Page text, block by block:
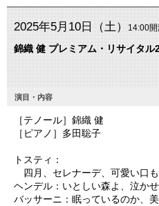
2025年5月10日（土）14:00
錦織 健 プレミアム・リサイタル
演目・内容
［テノール］錦織 健
［ピアノ］多田聡子
トスティ：
四月、セレナーデ、可愛い口
ヘンデル：いとしい森よ、泣か
バッサーニ：眠っているのか、